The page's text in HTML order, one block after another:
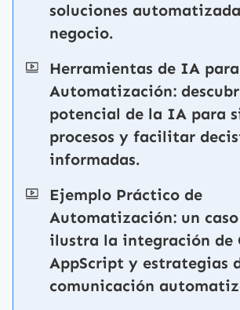
soluciones
negocio.
Herramientas de IA para
Automatización:
potencial de la IA para
procesos y facilitar
informadas.
Ejemplo Práctico de
Automatización: un
ilustra la integración de
AppScript y estrategias
comunicación